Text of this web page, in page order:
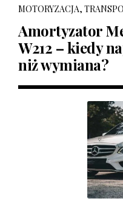
MOTORYZACJA,
Amortyzator
W212 – kiedy
niż wymiana?